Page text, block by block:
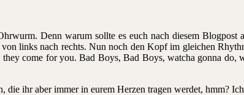
Denn warum sollte es euch nach diesem Blogpost
links nach rechts. Nun noch den Kopf im gleichen
come for you. Bad Boys, Bad Boys, watcha gonna do,
ihr aber immer in eurem Herzen tragen werdet, hmm?